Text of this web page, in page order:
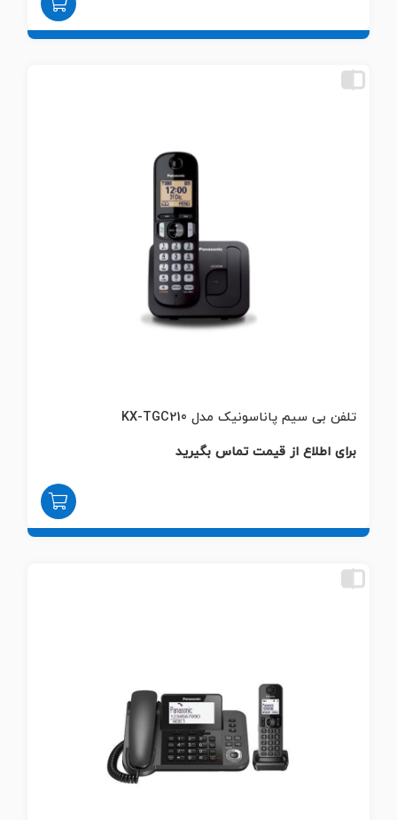
تلفن بی سیم پاناسونیک مدل KX-TGC210
برای اطلاع از قیمت تماس بگیرید